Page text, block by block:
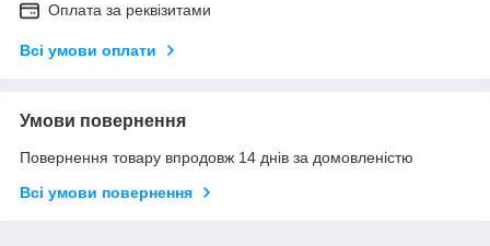
Оплата за реквізитами
Всі умови оплати
Умови повернення
Повернення товару впродовж 14 днів за домовленістю
Всі умови повернення